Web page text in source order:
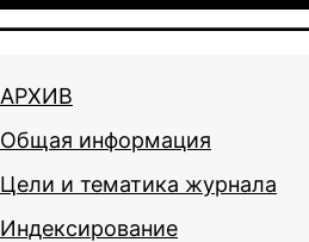
АРХИВ
Общая информация
Цели и тематика журнала
Индексирование